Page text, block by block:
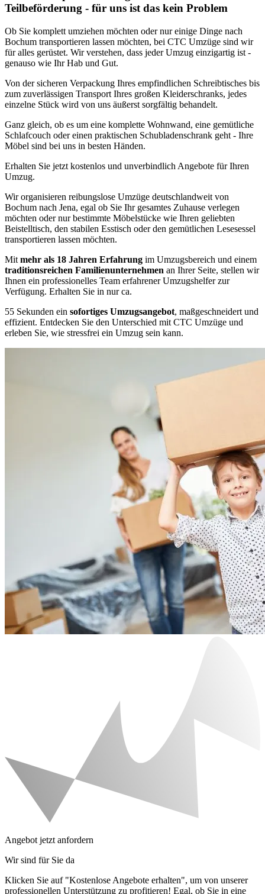
Teilbeförderung - für uns ist das kein Problem
Ob Sie komplett umziehen möchten oder nur einige Dinge nach
Bochum transportieren lassen möchten, bei CTC Umzüge sind wir
für alles gerüstet. Wir verstehen, dass jeder Umzug einzigartig ist -
genauso wie Ihr Hab und Gut.
Von der sicheren Verpackung Ihres empfindlichen Schreibtisches bis
zum zuverlässigen Transport Ihres großen Kleiderschranks, jedes
einzelne Stück wird von uns äußerst sorgfältig behandelt.
Ganz gleich, ob es um eine komplette Wohnwand, eine gemütliche
Schlafcouch oder einen praktischen Schubladenschrank geht - Ihre
Möbel sind bei uns in besten Händen.
Erhalten Sie jetzt kostenlos und unverbindlich Angebote für Ihren
Umzug.
Wir organisieren reibungslose Umzüge deutschlandweit von
Bochum nach Jena, egal ob Sie Ihr gesamtes Zuhause verlegen
möchten oder nur bestimmte Möbelstücke wie Ihren geliebten
Beistelltisch, den stabilen Esstisch oder den gemütlichen Lesesessel
transportieren lassen möchten.
Mit mehr als 18 Jahren Erfahrung im Umzugsbereich und einem
traditionsreichen Familienunternehmen an Ihrer Seite, stellen wir
Ihnen ein professionelles Team erfahrener Umzugshelfer zur
Verfügung. Erhalten Sie in nur ca.
55 Sekunden ein sofortiges Umzugsangebot, maßgeschneidert und
effizient. Entdecken Sie den Unterschied mit CTC Umzüge und
erleben Sie, wie stressfrei ein Umzug sein kann.
Angebot jetzt anfordern
Wir sind für Sie da
Klicken Sie auf "Kostenlose Angebote erhalten", um von unserer
professionellen Unterstützung zu profitieren! Egal, ob Sie in eine